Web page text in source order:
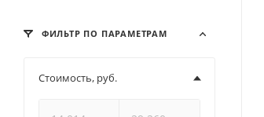
ФИЛЬТР ПО ПАРАМЕТРАМ
Стоимость, руб.